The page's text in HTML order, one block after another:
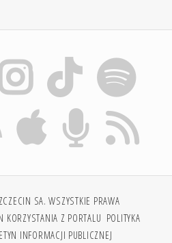
SA. WSZYSTKIE PRAWA
KORZYSTANIA Z PORTALU POLITYKA
INFORMACJI PUBLICZNEJ